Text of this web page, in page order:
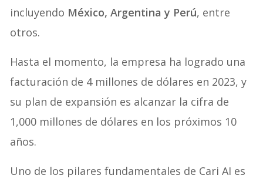
incluyendo México, Argentina y Perú, entre
otros.
Hasta el momento, la empresa ha logrado una
facturación de 4 millones de dólares en 2023, y
su plan de expansión es alcanzar la cifra de
1,000 millones de dólares en los próximos 10
años.
Uno de los pilares fundamentales de Cari AI es